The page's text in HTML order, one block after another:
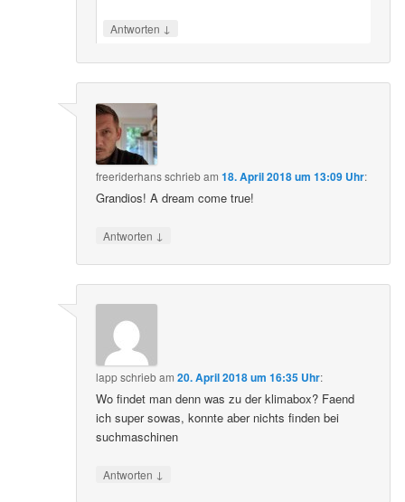
Antworten ↓
freeriderhansschriebam18. April 2018 um 13:09 Uhr:
Grandios! A dream come true!
Antworten ↓
lappschriebam20. April 2018 um 16:35 Uhr:
Wo findet man denn was zu der klimabox? Faend
ich super sowas, konnte aber nichts finden bei
suchmaschinen
Antworten ↓